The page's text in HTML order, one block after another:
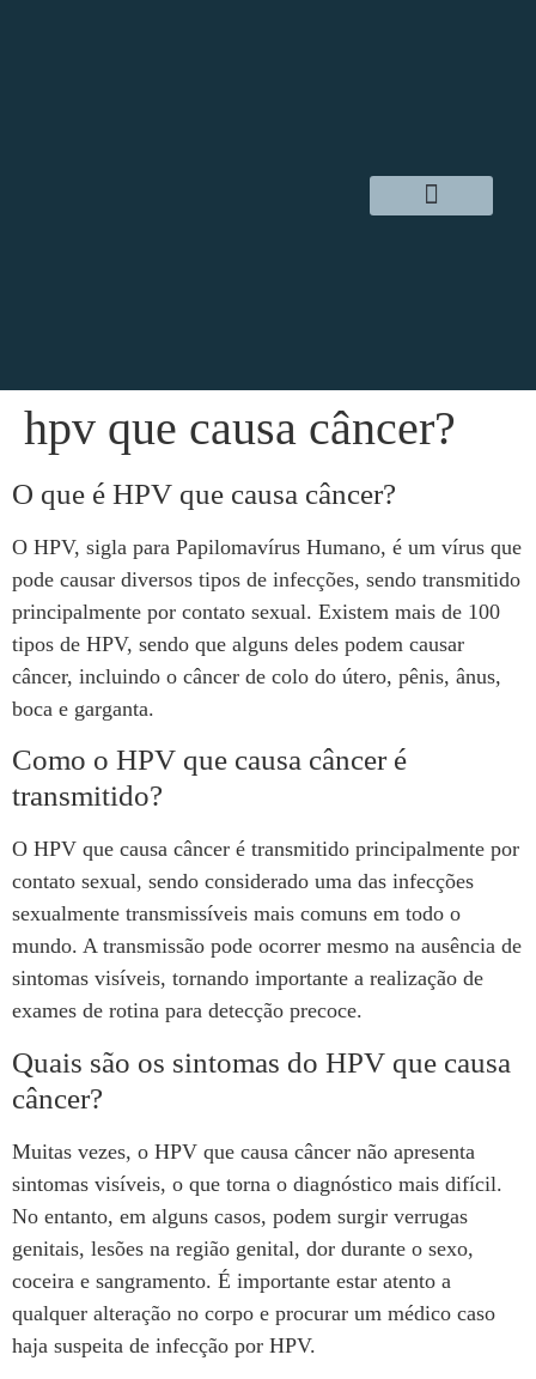
hpv que causa câncer?
O que é HPV que causa câncer?
O HPV, sigla para Papilomavírus Humano, é um vírus que
pode causar diversos tipos de infecções, sendo transmitido
principalmente por contato sexual. Existem mais de 100
tipos de HPV, sendo que alguns deles podem causar
câncer, incluindo o câncer de colo do útero, pênis, ânus,
boca e garganta.
Como o HPV que causa câncer é
transmitido?
O HPV que causa câncer é transmitido principalmente por
contato sexual, sendo considerado uma das infecções
sexualmente transmissíveis mais comuns em todo o
mundo. A transmissão pode ocorrer mesmo na ausência de
sintomas visíveis, tornando importante a realização de
exames de rotina para detecção precoce.
Quais são os sintomas do HPV que causa
câncer?
Muitas vezes, o HPV que causa câncer não apresenta
sintomas visíveis, o que torna o diagnóstico mais difícil.
No entanto, em alguns casos, podem surgir verrugas
genitais, lesões na região genital, dor durante o sexo,
coceira e sangramento. É importante estar atento a
qualquer alteração no corpo e procurar um médico caso
haja suspeita de infecção por HPV.